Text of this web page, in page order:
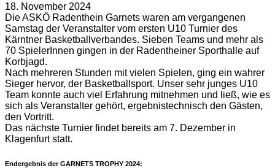
18. November 2024
Die ASKÖ Radenthein Garnets waren am vergangenen
Samstag der Veranstalter vom ersten U10 Turnier des
Kärntner Basketballverbandes. Sieben Teams und mehr als
70 SpielerInnen gingen in der Radentheiner Sporthalle auf
Korbjagd.
Nach mehreren Stunden mit vielen Spielen, ging ein wahrer
Sieger hervor, der Basketballsport. Unser sehr junges U10
Team konnte auch viel Erfahrung mitnehmen und ließ, wie es
sich als Veranstalter gehört, ergebnistechnisch den Gästen,
den Vortritt.
Das nächste Turnier findet bereits am 7. Dezember in
Klagenfurt statt.
Endergebnis der GARNETS TROPHY 2024: